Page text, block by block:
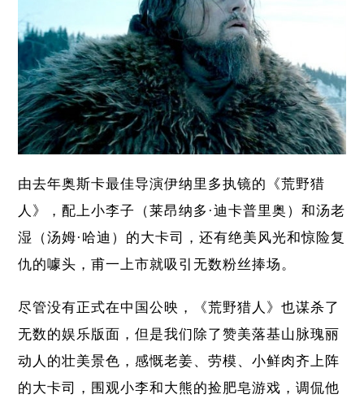
由去年奥斯卡最佳导演伊纳里多执镜的《荒野猎
人》，配上小李子（莱昂纳多·迪卡普里奥）和汤老
湿（汤姆·哈迪）的大卡司，还有绝美风光和惊险复
仇的噱头，甫一上市就吸引无数粉丝捧场。
尽管没有正式在中国公映，《荒野猎人》也谋杀了
无数的娱乐版面，但是我们除了赞美落基山脉瑰丽
动人的壮美景色，感慨老姜、劳模、小鲜肉齐上阵
的大卡司，围观小李和大熊的捡肥皂游戏，调侃他